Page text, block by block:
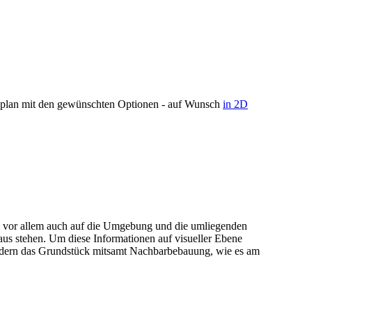
mit den gewünschten Optionen - auf Wunsch in 2D
allem auch auf die Umgebung und die umliegenden
stehen. Um diese Informationen auf visueller Ebene
das Grundstück mitsamt Nachbarbebauung, wie es am